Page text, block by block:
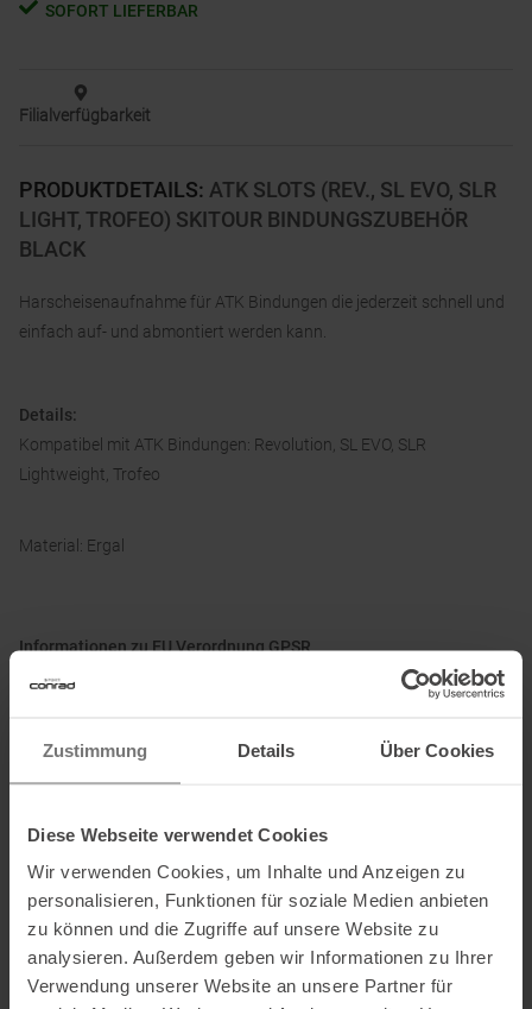
Zustimmung Details Über Cookies
Diese Webseite verwendet Cookies
Wir verwenden Cookies, um Inhalte und Anzeigen zu
personalisieren, Funktionen für soziale Medien anbieten
zu können und die Zugriffe auf unsere Website zu
analysieren. Außerdem geben wir Informationen zu Ihrer
Verwendung unserer Website an unsere Partner für
PRODUKTDETAILS: ATK SLOTS (REV., SL EVO, SLR
LIGHT, TROFEO) SKITOUR BINDUNGSZUBEHÖR
BLACK
Harscheisenaufnahme für ATK Bindungen die jederzeit schnell und
einfach auf- und abmontiert werden kann.
Details:
Kompatibel mit ATK Bindungen: Revolution, SL EVO, SLR
Lightweight, Trofeo
Material: Ergal
Informationen zu EU Verordnung GPSR
Name des Herstellers:
Fiorano Modenese, Modena, IT
Elektronische Adresse des Herstellers:
Ausgezeichnet mit:
SOFORT LIEFERBAR
Filialverfügbarkeit